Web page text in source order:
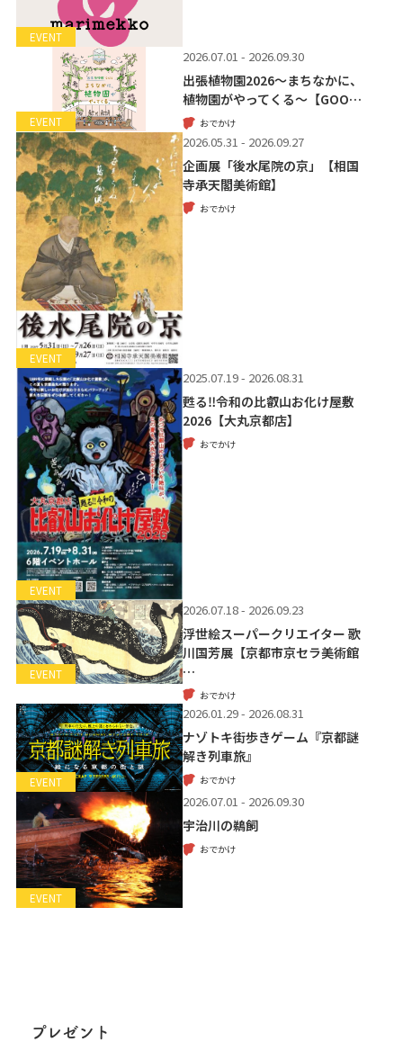
EVENT
EVENT
2026.07.01 - 2026.09.30
出張植物園2026～まちなかに、
植物園がやってくる～【GOO…
おでかけ
EVENT
2026.05.31 - 2026.09.27
企画展「後水尾院の京」【相国
寺承天閣美術館】
おでかけ
EVENT
2025.07.19 - 2026.08.31
甦る‼令和の比叡山お化け屋敷
2026【大丸京都店】
おでかけ
EVENT
2026.07.18 - 2026.09.23
浮世絵スーパークリエイター 歌
川国芳展【京都市京セラ美術館
…
おでかけ
EVENT
2026.01.29 - 2026.08.31
ナゾトキ街歩きゲーム『京都謎
解き列車旅』
おでかけ
EVENT
2026.07.01 - 2026.09.30
宇治川の鵜飼
おでかけ
プレゼント